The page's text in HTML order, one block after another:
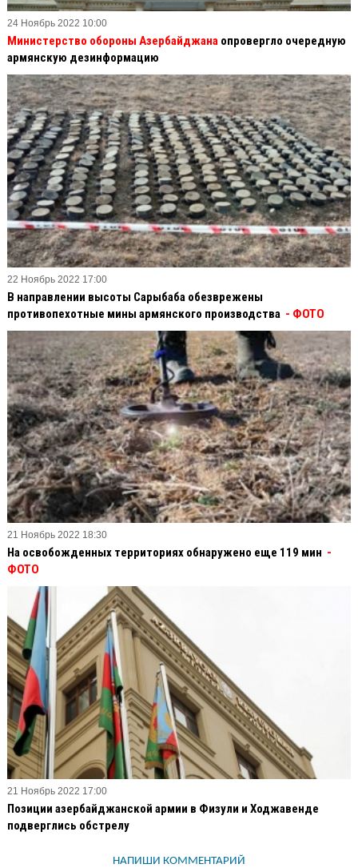
24 Ноябрь 2022 10:00
Министерство обороны Азербайджана опровергло очередную
армянскую дезинформацию
22 Ноябрь 2022 17:00
В направлении высоты Сарыбаба обезврежены
противопехотные мины армянского производства - ФОТО
21 Ноябрь 2022 18:30
На освобожденных территориях обнаружено еще 119 мин -
ФОТО
21 Ноябрь 2022 17:00
Позиции азербайджанской армии в Физули и Ходжавенде
подверглись обстрелу
НАПИШИ КОММЕНТАРИЙ